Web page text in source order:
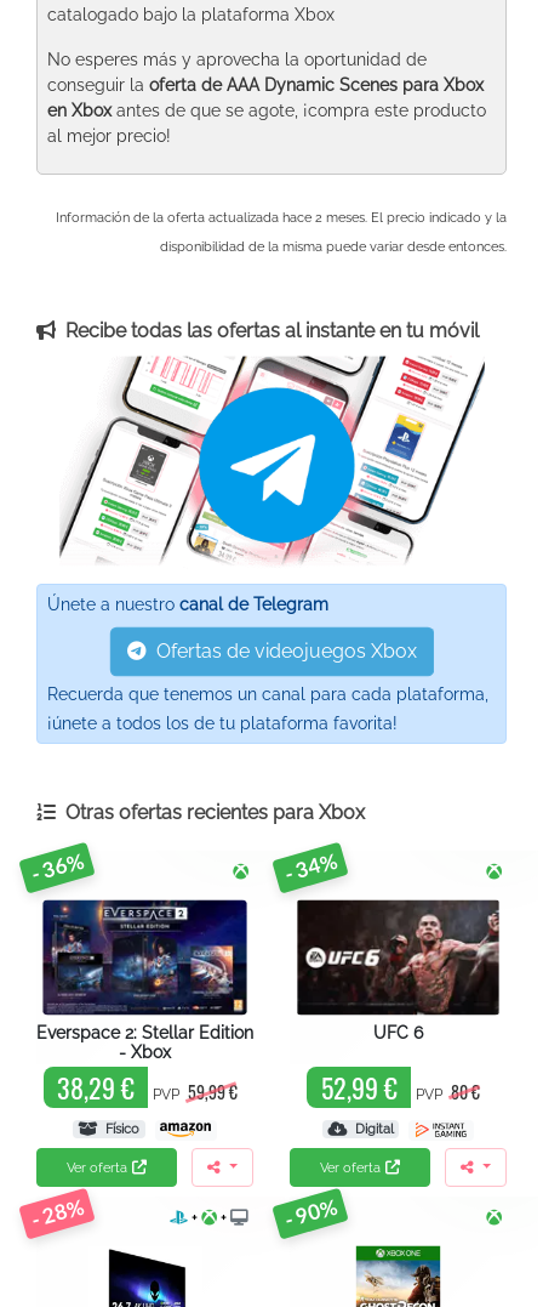
catalogado bajo la plataforma Xbox
No esperes más y aprovecha la oportunidad de
conseguir la oferta de AAA Dynamic Scenes para Xbox
en Xboxantes de que se agote, ¡compra este producto
al mejor precio!
Información de la oferta actualizada hace 2 meses. El precio indicado y la
disponibilidad de la misma puede variar desde entonces.
Recibe todas las ofertas al instante en tu móvil
Únete a nuestro canal de Telegram
Ofertas de videojuegos Xbox
Recuerda que tenemos un canal para cada plataforma,
¡únete a todos los de tu plataforma favorita!
Otras ofertas recientes para Xbox
- 36%
Everspace 2: Stellar Edition
- Xbox
38,29 € PVP 59,99 €
Físico
Ver oferta
- 34%
UFC 6
52,99 € PVP 80 €
Digital
Ver oferta
- 28% + + - 90%